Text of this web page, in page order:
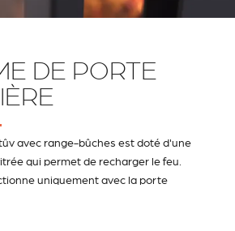
DE PORTE
avec range-bûches est doté d'une
qui permet de recharger le feu.
uniquement avec la porte